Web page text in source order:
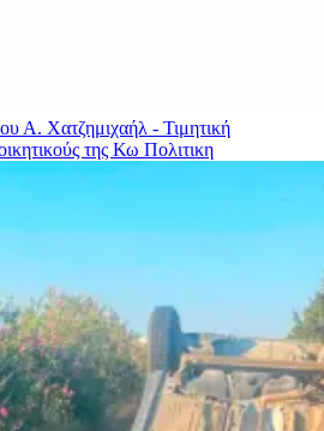
Α. Χατζημιχαήλ - Τιμητική
της Κω Πολιτικη